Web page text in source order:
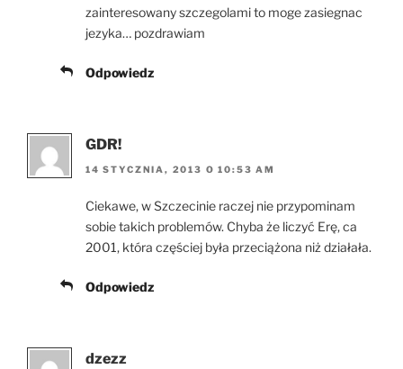
zainteresowany szczegolami to moge zasiegnac
jezyka… pozdrawiam
Odpowiedz
GDR!
14 STYCZNIA, 2013 O 10:53 AM
Ciekawe, w Szczecinie raczej nie przypominam
sobie takich problemów. Chyba że liczyć Erę, ca
2001, która częściej była przeciążona niż działała.
Odpowiedz
dzezz